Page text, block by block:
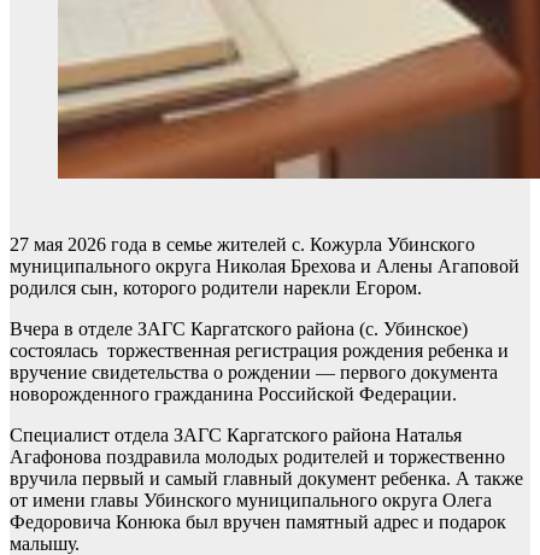
27 мая 2026 года в семье жителей с. Кожурла Убинского
муниципального округа Николая Брехова и Алены Агаповой
родился сын, которого родители нарекли Егором.
Вчера в отделе ЗАГС Каргатского района (с. Убинское)
состоялась торжественная регистрация рождения ребенка и
вручение свидетельства о рождении — первого документа
новорожденного гражданина Российской Федерации.
Специалист отдела ЗАГС Каргатского района Наталья
Агафонова поздравила молодых родителей и торжественно
вручила первый и самый главный документ ребенка. А также
от имени главы Убинского муниципального округа Олега
Федоровича Конюка был вручен памятный адрес и подарок
малышу.